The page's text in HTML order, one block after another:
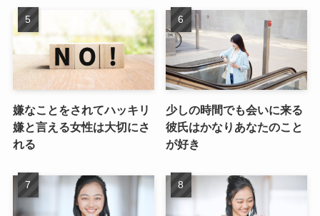
嫌なことをされてハッキリ
嫌と言える女性は大切にさ
れる
少しの時間でも会いに来る
彼氏はかなりあなたのこと
が好き